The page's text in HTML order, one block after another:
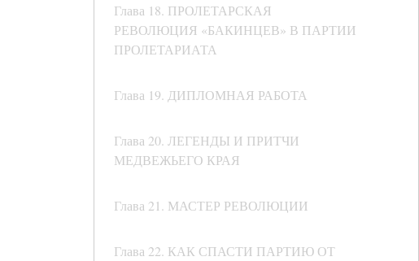
Глава 18. ПРОЛЕТАРСКАЯ
РЕВОЛЮЦИЯ «БАКИНЦЕВ» В ПАРТИИ
ПРОЛЕТАРИАТА
Глава 19. ДИПЛОМНАЯ РАБОТА
Глава 20. ЛЕГЕНДЫ И ПРИТЧИ
МЕДВЕЖЬЕГО КРАЯ
Глава 21. МАСТЕР РЕВОЛЮЦИИ
Глава 22. КАК СПАСТИ ПАРТИЮ ОТ